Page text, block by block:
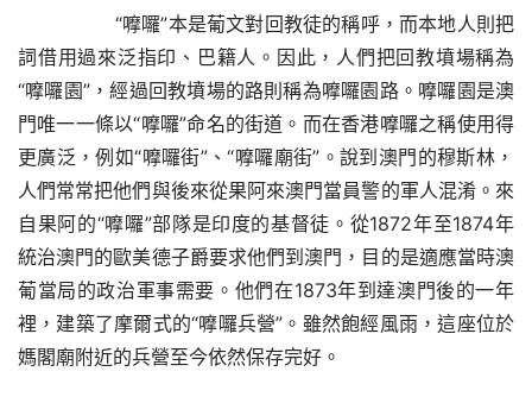
“嚤囉”本是葡文對回教徒的稱呼，而本地人則把
詞借用過來泛指印、巴籍人。因此，人們把回教墳場稱為
“嚤囉園”，經過回教墳場的路則稱為嚤囉園路。嚤囉園是澳
門唯一一條以“嚤囉”命名的街道。而在香港嚤囉之稱使用得
更廣泛，例如“嚤囉街”、“嚤囉廟街”。說到澳門的穆斯林，
人們常常把他們與後來從果阿來澳門當員警的軍人混淆。來
自果阿的“嚤囉”部隊是印度的基督徒。從1872年至1874年
統治澳門的歐美德子爵要求他們到澳門，目的是適應當時澳
葡當局的政治軍事需要。他們在1873年到達澳門後的一年
裡，建築了摩爾式的“嚤囉兵營”。雖然飽經風雨，這座位於
媽閣廟附近的兵營至今依然保存完好。